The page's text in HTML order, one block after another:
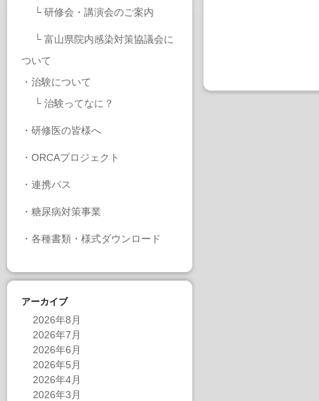
└ 研修会・講演会のご案内
└ 富山県院内感染対策協議会に
ついて
・ 治験について
└ 治験ってなに？
・ 研修医の皆様へ
・ ORCAプロジェクト
・ 連携パス
・ 糖尿病対策事業
・ 各種書類・様式ダウンロード
アーカイブ
2026年8月
2026年7月
2026年6月
2026年5月
2026年4月
2026年3月